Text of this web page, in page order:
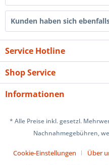
Kunden haben sich
Service Hotline
Shop Service
Informationen
* Alle Preise inkl. gesetzl.
Nachnahmegebühren,
Cookie-Einstellungen Über